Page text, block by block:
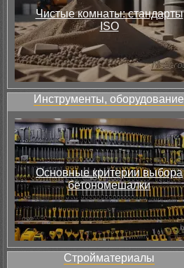
Чистые комнаты: стандарты
ISO
Инструменты, оборудование
Основные критерии выбора
бетономешалки
Стройматериалы